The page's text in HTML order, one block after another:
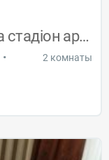
новобудова сихів сихівська стадіон арена
• 2 комнаты